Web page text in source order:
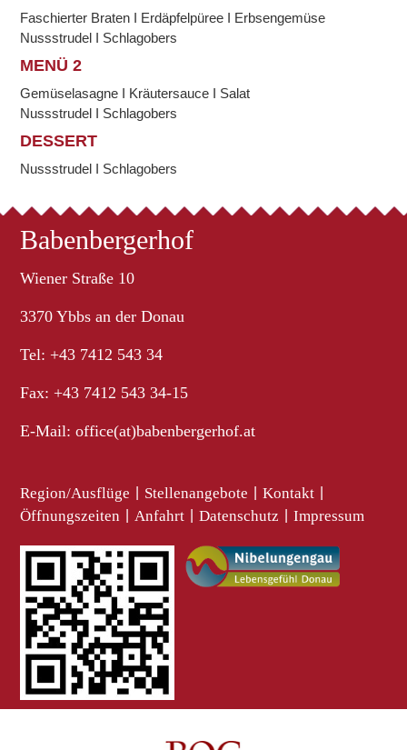
Faschierter Braten I Erdäpfelpüree I Erbsengemüse
Nussstrudel I Schlagobers
MENÜ 2
Gemüselasagne I Kräutersauce I Salat
Nussstrudel I Schlagobers
DESSERT
Nussstrudel I Schlagobers
Babenbergerhof
Wiener Straße 10
3370 Ybbs an der Donau
Tel: +43 7412 543 34
Fax: +43 7412 543 34-15
E-Mail:office(at)babenbergerhof.at
Region/Ausflüge Stellenangebote Kontakt
Öffnungszeiten Anfahrt Datenschutz Impressum